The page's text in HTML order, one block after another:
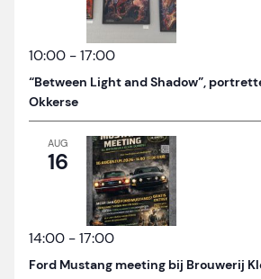
10:00 -17:00
“Between Light and Shadow”,
Okkerse
AUG
16
14:00 -17:00
Ford Mustang meeting bij Brouwerij